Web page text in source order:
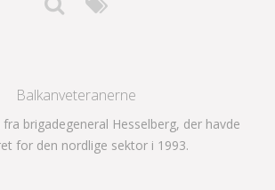
Balkanveteranerne
brigadegeneral Hesselberg, der havde
for den nordlige sektor i 1993.